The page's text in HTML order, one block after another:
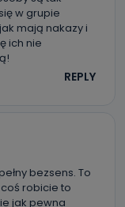
osobowych,
Kablowa
(63-
w grupie
mają nakazy i
ich nie
REPLY
bezsens. To
robicie to
jak pewna